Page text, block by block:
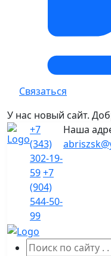
Связаться
У нас новый сайт.
+7
(343)
302-19-
59+7
(904)
544-50-
99
Наша